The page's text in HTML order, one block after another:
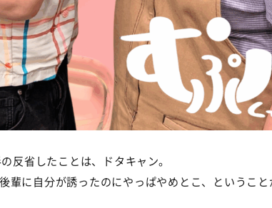
反省したことは、ドタキャン。
輩に自分が誘ったのにやっぱやめとこ、というこ